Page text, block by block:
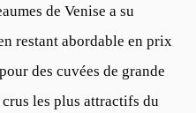
de Venise a su
restant abordable en prix
des cuvées de grande
les plus attractifs du